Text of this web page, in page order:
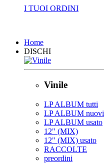
I TUOI ORDINI
Home
DISCHI
Vinile
LP ALBUM tutti
LP ALBUM nuovi
LP ALBUM usato
12" (MIX)
12" (MIX) usato
RACCOLTE
preordini